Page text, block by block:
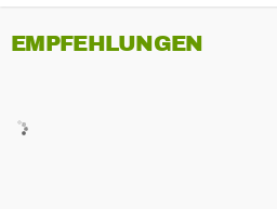
EMPFEHLUNGEN